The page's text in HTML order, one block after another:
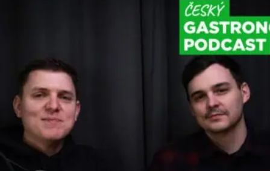
naráží na jinou mentalitu. Lidé zde často